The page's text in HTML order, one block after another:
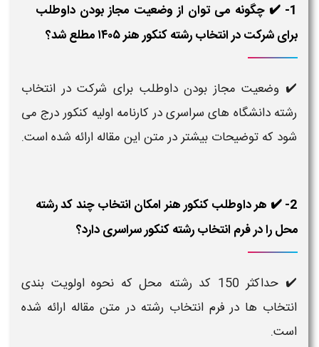
1- ✔️ چگونه می توان از وضعیت مجاز بودن داوطلب
برای شرکت در انتخاب رشته کنکور هنر ۱۴۰۵ مطلع شد؟
✔️ وضعیت مجاز بودن داوطلب برای شرکت در انتخاب
رشته دانشگاه های سراسری در کارنامه اولیه کنکور درج می
شود که توضیحات بیشتر در متن این مقاله ارائه شده است.
2- ✔️ هر داوطلب کنکور هنر امکان انتخاب چند کد رشته
محل را در فرم انتخاب رشته کنکور سراسری دارد؟
✔️ حداکثر 150 کد رشته محل که نحوه اولویت بندی
انتخاب ها در فرم انتخاب رشته در متن مقاله ارائه شده
است.